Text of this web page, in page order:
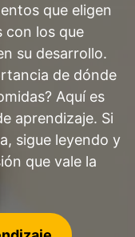
que eligen
con los que
su desarrollo.
de dónde
Aquí es
aprendizaje. Si
sigue leyendo y
que vale la